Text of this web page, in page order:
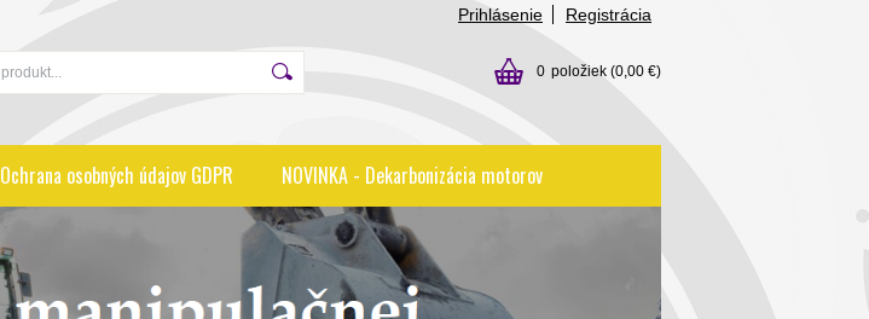
Prihlásenie Registrácia
0 položiek (0,00 €)
Ochrana osobných údajov GDPR NOVINKA - Dekarbonizácia motorov